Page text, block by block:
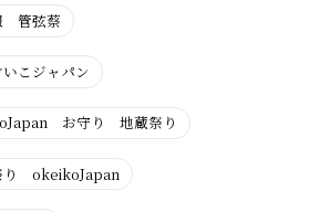
管弦蔡
こジャパン
お守り 地蔵祭り
okeikoJapan